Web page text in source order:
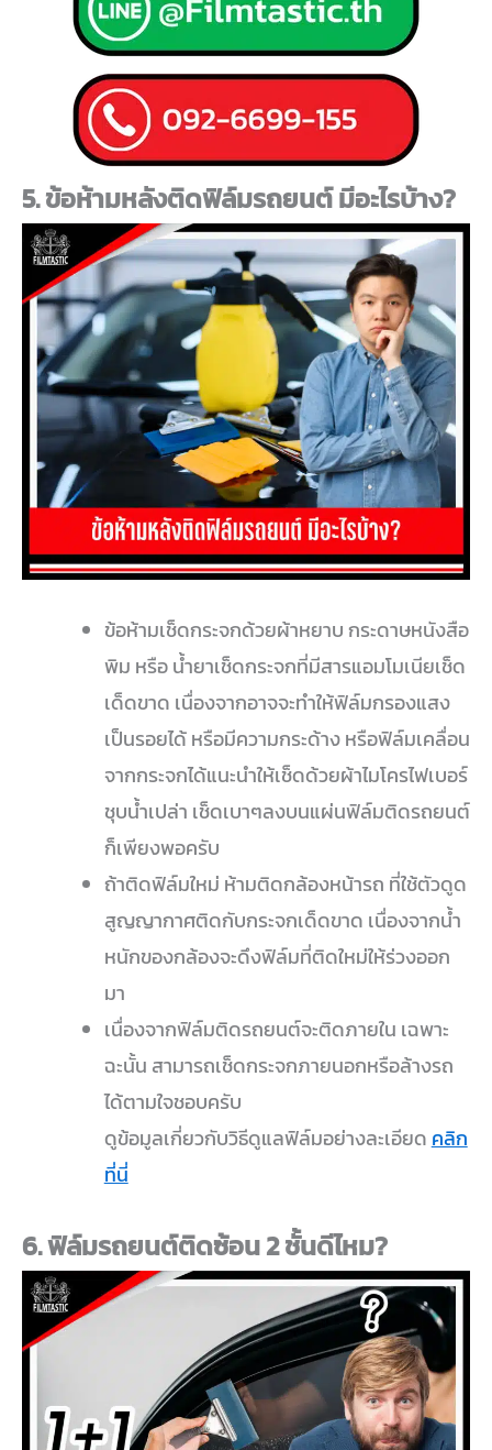
5. ข้อห้ามหลังติดฟิล์มรถยนต์ มีอะไรบ้าง?
ข้อห้ามเช็ดกระจกด้วยผ้าหยาบ กระดาษหนังสือ
พิม หรือ น้ำยาเช็ดกระจกที่มีสารแอมโมเนียเช็ด
เด็ดขาด เนื่องจากอาจจะทำให้ฟิล์มกรองแสง
เป็นรอยได้ หรือมีความกระด้าง หรือฟิล์มเคลื่อน
จากกระจกได้แนะนำให้เช็ดด้วยผ้าไมโครไฟเบอร์
ชุบน้ำเปล่า เช็ดเบาๆลงบนแผ่นฟิล์มติดรถยนต์
ก็เพียงพอครับ
ถ้าติดฟิล์มใหม่ ห้ามติดกล้องหน้ารถ ที่ใช้ตัวดูด
สูญญากาศติดกับกระจกเด็ดขาด เนื่องจากน้ำ
หนักของกล้องจะดึงฟิล์มที่ติดใหม่ให้ร่วงออก
มา
เนื่องจากฟิล์มติดรถยนต์จะติดภายใน เฉพาะ
ฉะนั้น สามารถเช็ดกระจกภายนอกหรือล้างรถ
ได้ตามใจชอบครับ
ดูข้อมูลเกี่ยวกับวิธีดูแลฟิล์มอย่างละเอียด คลิก
ที่นี่
6. ฟิล์มรถยนต์ติดซ้อน 2 ชั้นดีไหม?